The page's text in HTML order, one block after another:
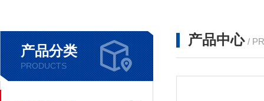
产品分类
PRODUCTS
产品中心 /